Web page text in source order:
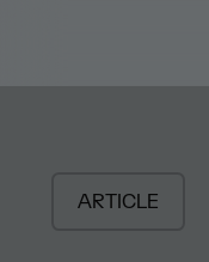
ARTICLE